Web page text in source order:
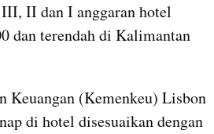
II dan I anggaran hotel
dan terendah di Kalimantan
Keuangan (Kemenkeu) Lisbon
di hotel disesuaikan dengan